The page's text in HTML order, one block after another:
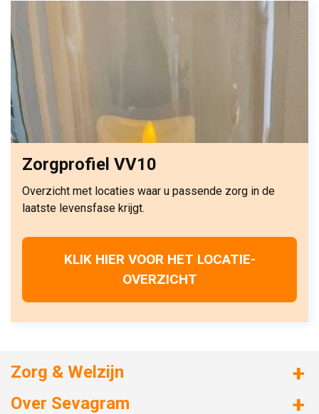
Zorgprofiel VV10
Overzicht met locaties waar u passende zorg in de
laatste levensfase krijgt.
KLIK HIER VOOR HET LOCATIE-
OVERZICHT
Zorg & Welzijn
Huizen met zorg
Over Sevagram